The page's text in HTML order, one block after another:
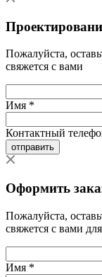
Пожалуйста,
свяжется с вами
Имя *
Контактный
отправить
Оформить
Пожалуйста,
свяжется с вами
Имя *